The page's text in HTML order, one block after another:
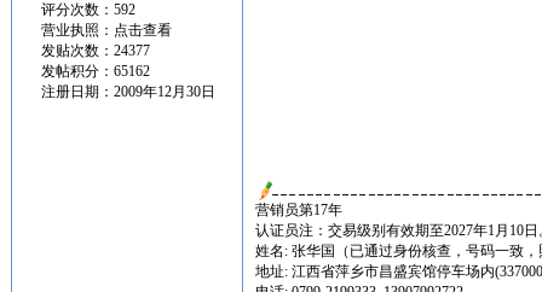
评分次数：592
营业执照： 点击查看
发贴次数：24377
发帖积分：65162
注册日期：2009年12月30日
营销员第17年
认证员注：交易级别有效期至2027年1月10日
姓名: 张华国（已通过身份核查，号码一致
地址: 江西省萍乡市昌盛宾馆停车场内